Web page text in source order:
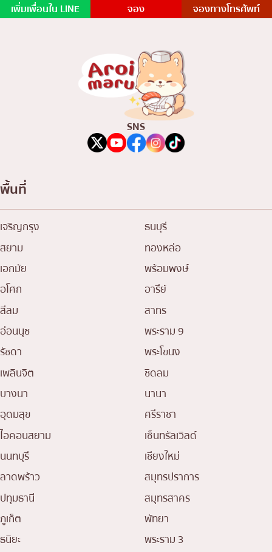
เพิ่มเพื่อนใน LINE จอง จองทางโทรศัพท์
SNS
พื้นที่
เจริญกรุง
ธนบุรี
สยาม
ทองหล่อ
เอกมัย
พร้อมพงษ์
อโศก
อารีย์
สีลม
สาทร
อ่อนนุช
พระราม 9
รัชดา
พระโขนง
เพลินจิต
ชิดลม
บางนา
นานา
อุดมสุข
ศรีราชา
ไอคอนสยาม
เซ็นทรัลเวิลด์
นนทบุรี
เชียงใหม่
ลาดพร้าว
สมุทรปราการ
ปทุมธานี
สมุทรสาคร
ภูเก็ต
พัทยา
ธนิยะ
พระราม 3